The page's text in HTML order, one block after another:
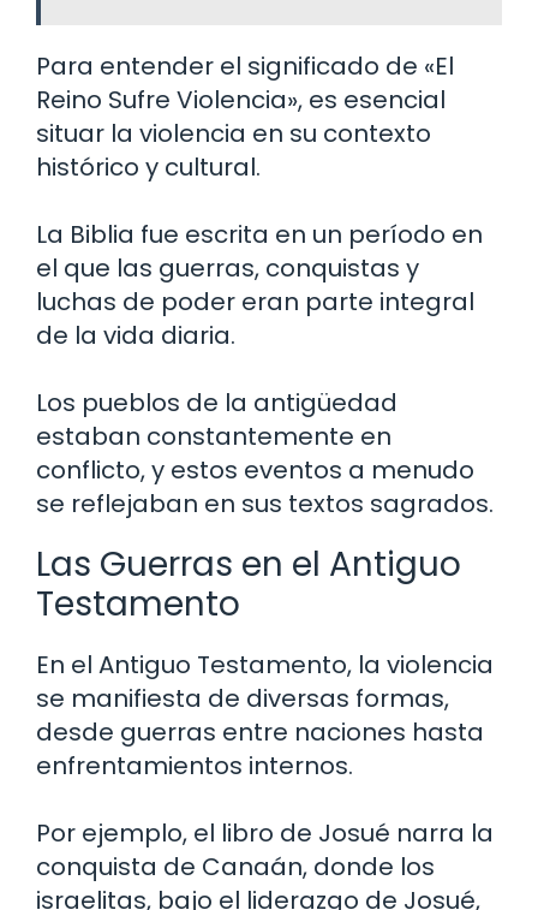
Para entender el significado de «El
Reino Sufre Violencia», es esencial
situar la violencia en su contexto
histórico y cultural.
La Biblia fue escrita en un período en
el que las guerras, conquistas y
luchas de poder eran parte integral
de la vida diaria.
Los pueblos de la antigüedad
estaban constantemente en
conflicto, y estos eventos a menudo
se reflejaban en sus textos sagrados.
Las Guerras en el Antiguo
Testamento
En el Antiguo Testamento, la violencia
se manifiesta de diversas formas,
desde guerras entre naciones hasta
enfrentamientos internos.
Por ejemplo, el libro de Josué narra la
conquista de Canaán, donde los
israelitas, bajo el liderazgo de Josué,